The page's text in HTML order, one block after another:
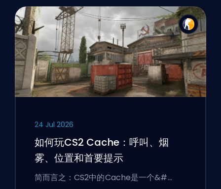
24 Jul 2026
如何玩CS2 Cache：呼叫、烟
雾、位置和首要提示
简而言之：CS2中的Cache是一个&#…